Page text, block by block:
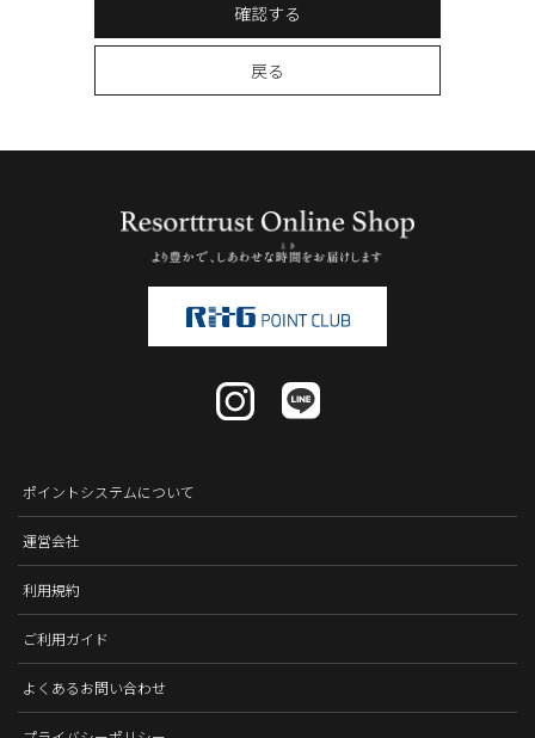
確認する
戻る
ポイントシステムについて
運営会社
利用規約
ご利用ガイド
よくあるお問い合わせ